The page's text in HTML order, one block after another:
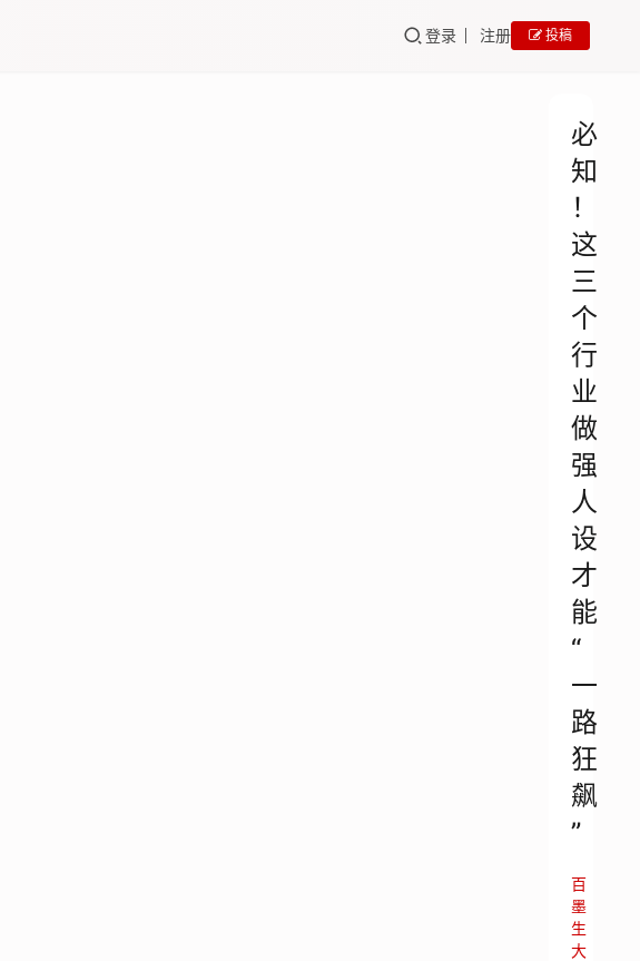
登录 注册 投稿
必
知
！
这
三
个
行
业
做
强
人
设
才
能
“
一
路
狂
飙
”
百
墨
生
大